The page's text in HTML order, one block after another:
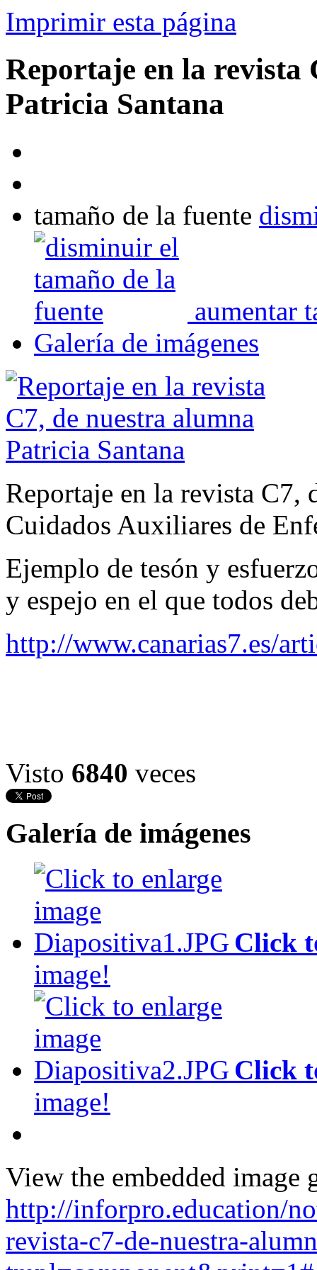
Imprimir esta página
Reportaje en la revista
Patricia Santana
tamaño de la fuente
aumentar
Galería de imágenes
Reportaje en la revista C7,
Cuidados Auxiliares de
Ejemplo de tesón y
y espejo en el que todos
http://www.canarias7.es/
Visto 6840 veces
Galería de imágenes
Click
image!
Click
image!
View the embedded image
http://inforpro.education/
revista-c7-de-nuestra-